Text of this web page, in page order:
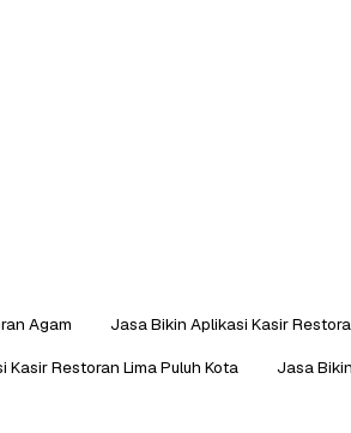
Agam Jasa Bikin Aplikasi Kasir
Kasir Restoran Lima Puluh Kota
Jasa